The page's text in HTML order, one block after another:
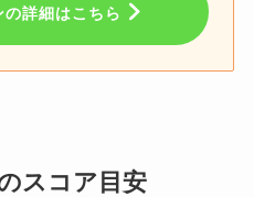
詳細はこちら
スコア目安